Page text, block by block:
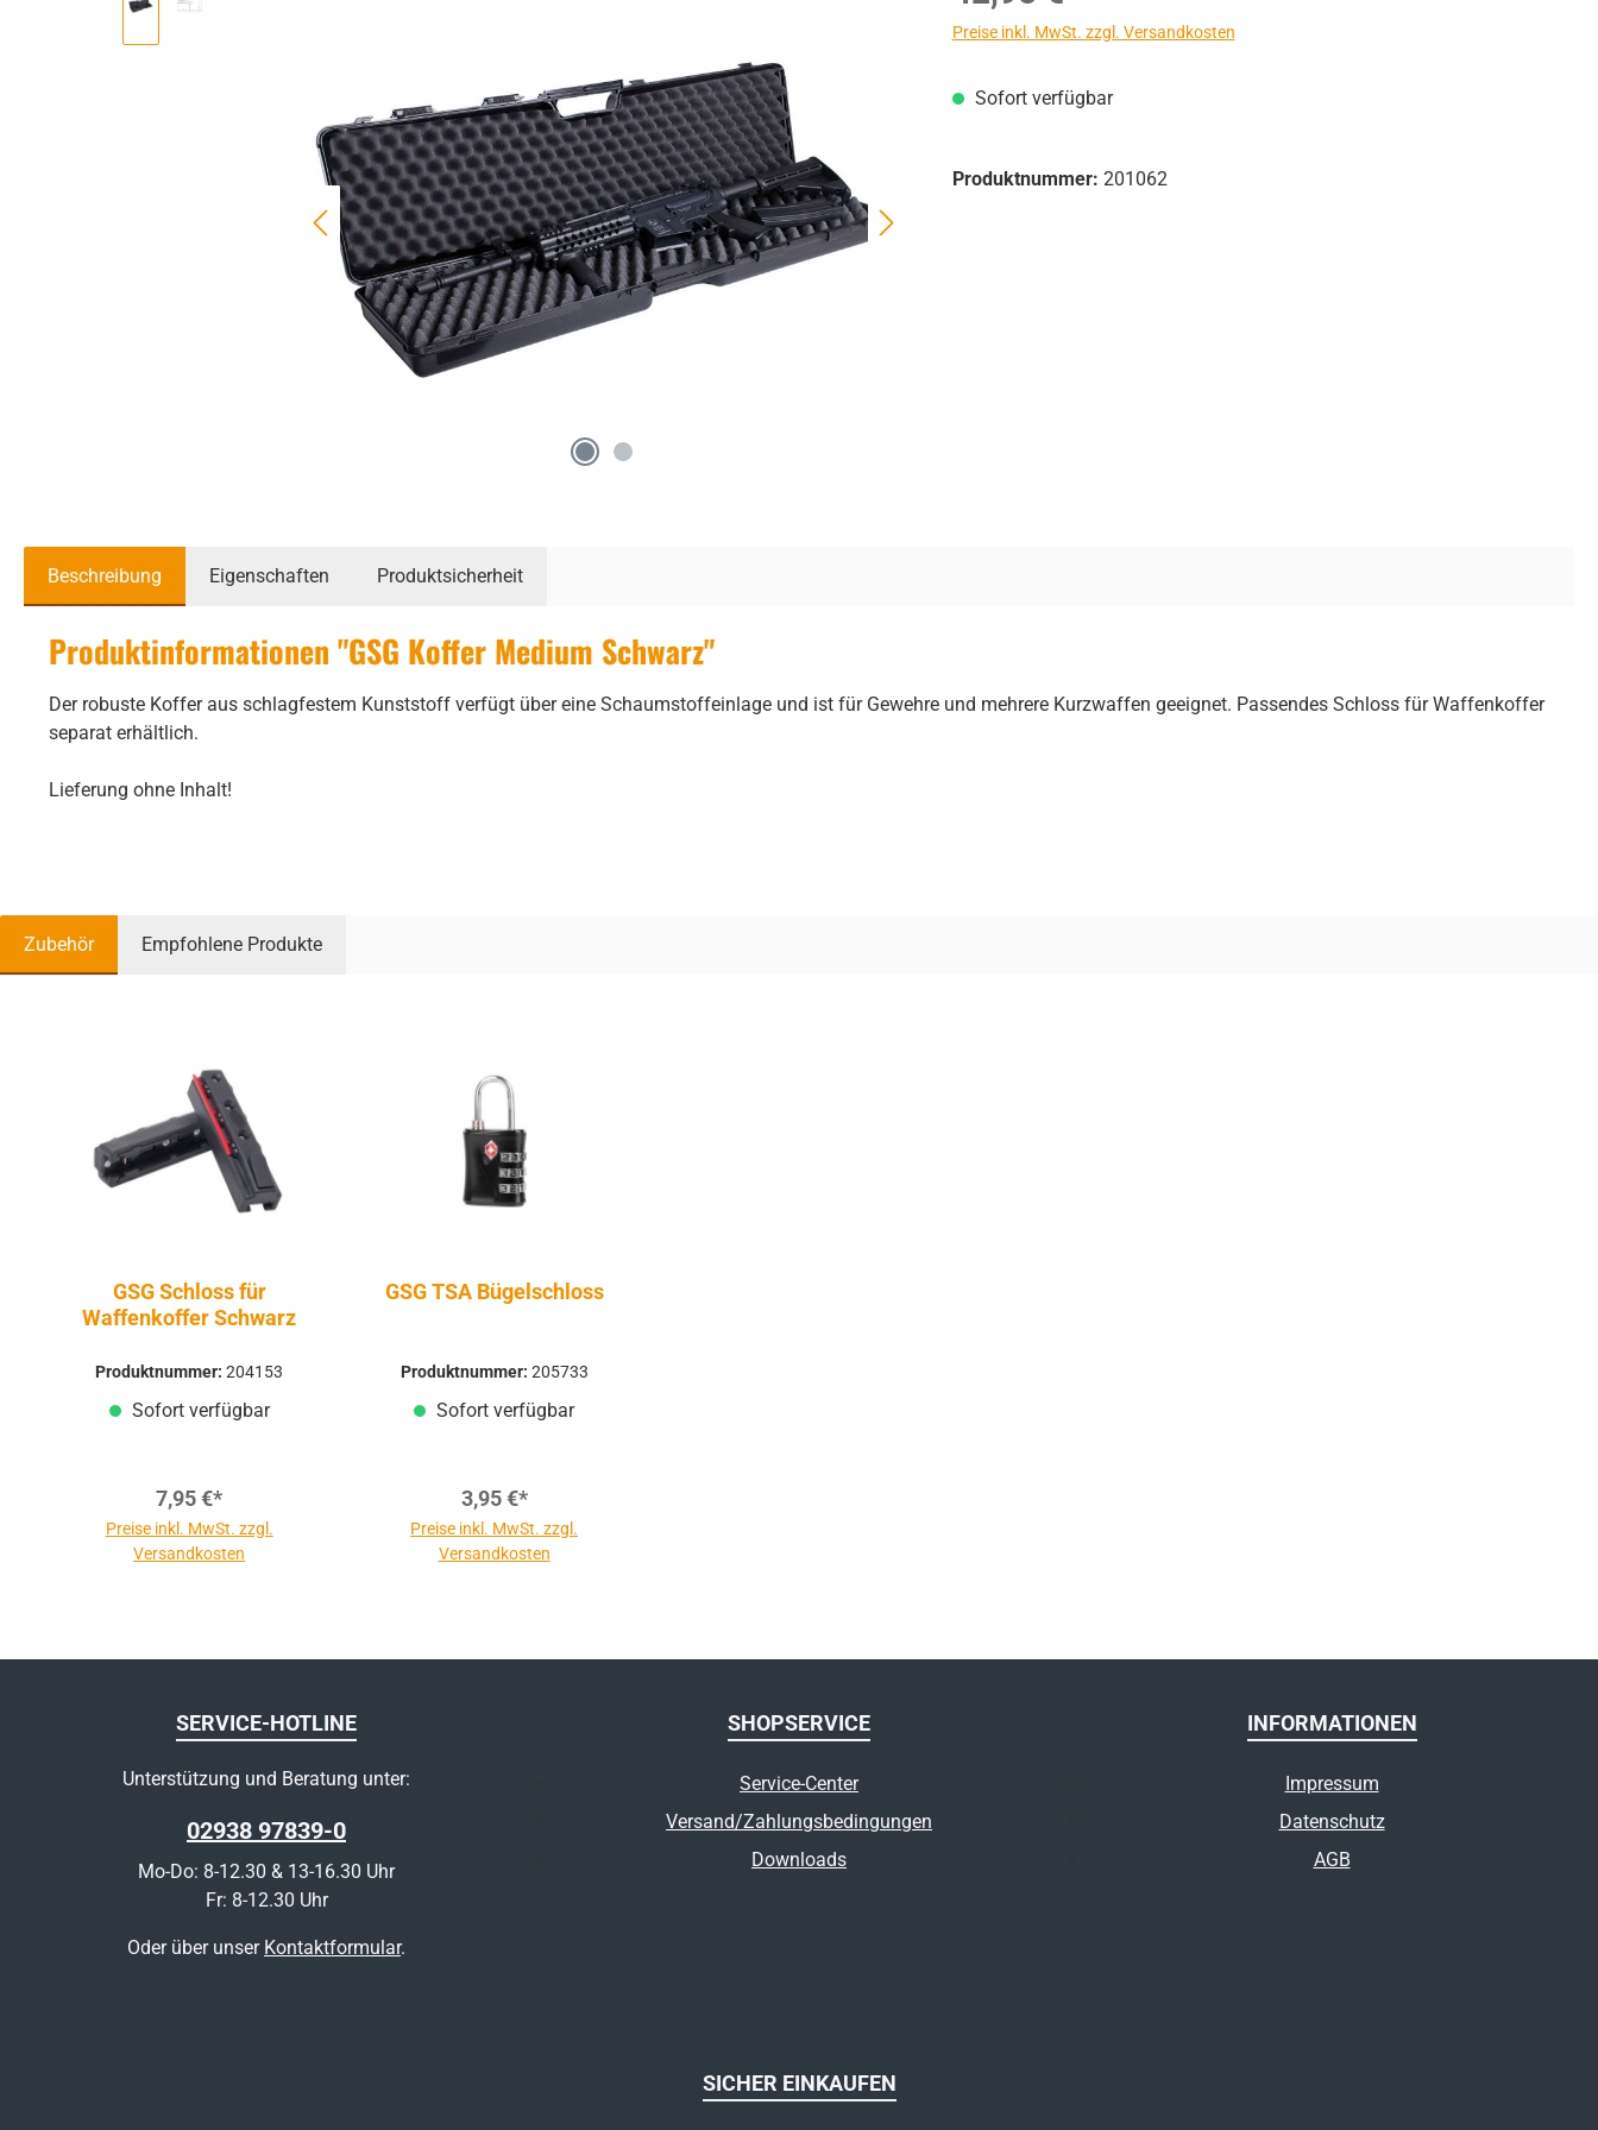
Preise inkl. MwSt. zzgl. Versandkosten
Sofort verfügbar
Produktnummer: 201062
Beschreibung Eigenschaften Produktsicherheit
Produktinformationen "GSG Koffer Medium Schwarz"
Der robuste Koffer aus schlagfestem Kunststoff verfügt über eine Schaumstoffeinlage und ist für Gewehre und mehrere Kurzwaffen geeignet. Passendes Schloss für Waffenkoffer
separat erhältlich.
Lieferung ohne Inhalt!
Zubehör Empfohlene Produkte
GSG Schloss für
Waffenkoffer Schwarz
Produktnummer:204153
Sofort verfügbar
7,95 €*
Preise inkl. MwSt. zzgl.
Versandkosten
GSG TSA Bügelschloss
Produktnummer: 205733
Sofort verfügbar
3,95 €*
Preise inkl. MwSt. zzgl.
Versandkosten
SERVICE-HOTLINE
Unterstützung und Beratung unter:
02938 97839-0
Mo-Do: 8-12.30 & 13-16.30 Uhr
Fr: 8-12.30 Uhr
Oder über unser Kontaktformular.
SHOPSERVICE
Service-Center
Versand/Zahlungsbedingungen
Downloads
INFORMATIONEN
Impressum
Datenschutz
AGB
SICHER EINKAUFEN